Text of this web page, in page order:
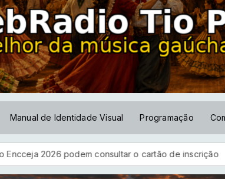
Manual de Identidade Visual Programação
consultar o cartão de inscrição Lançamento